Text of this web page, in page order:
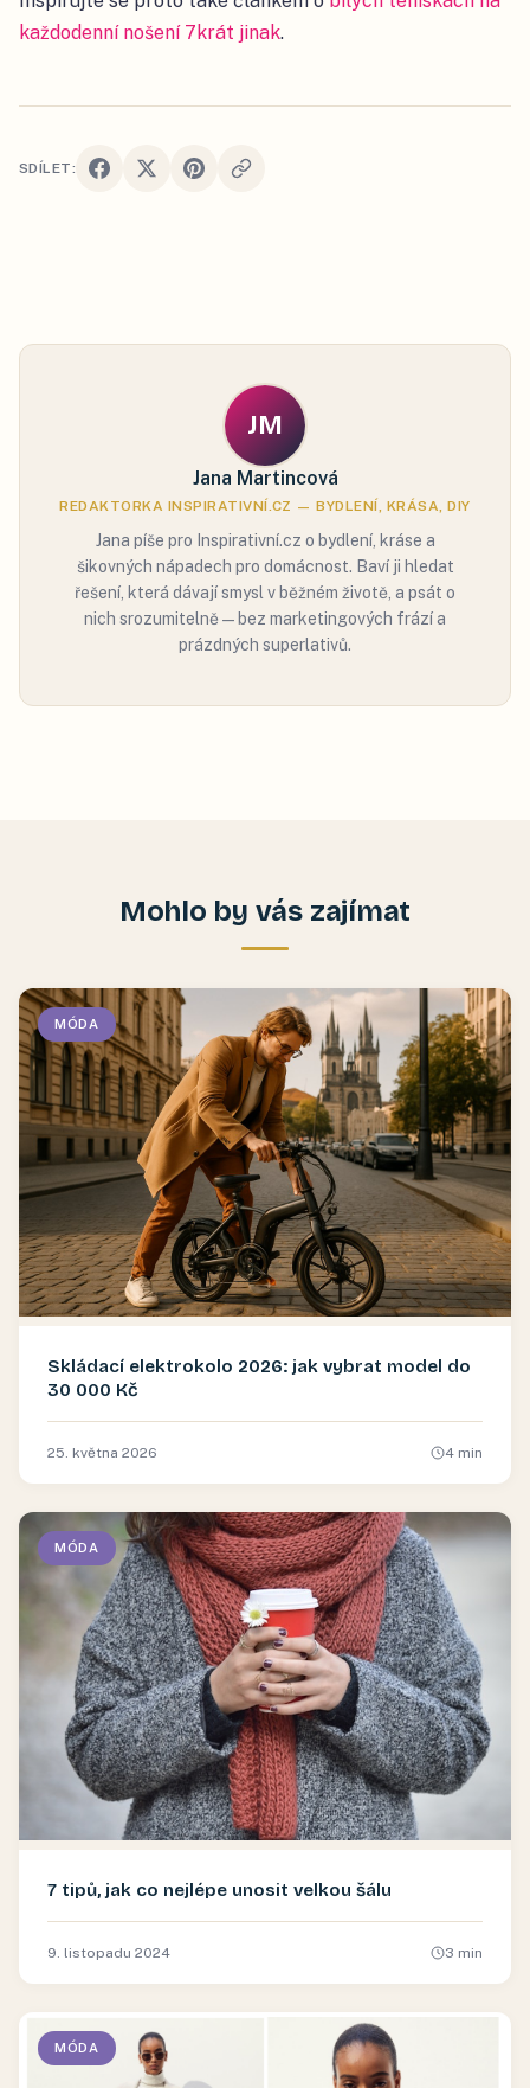
každodenní nošení 7krát jinak.
SDÍLET:
JM
Jana Martincová
REDAKTORKA INSPIRATIVNÍ.CZ — BYDLENÍ, KRÁSA, DIY
Jana píše pro Inspirativní.cz o bydlení, kráse a
šikovných nápadech pro domácnost. Baví ji hledat
řešení, která dávají smysl v běžném životě, a psát o
nich srozumitelně — bez marketingových frází a
prázdných superlativů.
Mohlo by vás zajímat
MÓDA
Skládací elektrokolo 2026: jak vybrat model do
30 000 Kč
25. května 2026 4 min
MÓDA
7 tipů, jak co nejlépe unosit velkou šálu
9. listopadu 2024 3 min
MÓDA